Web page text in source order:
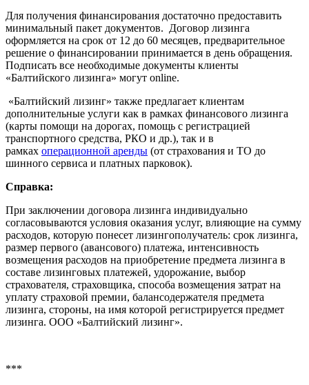
Для получения финансирования достаточно предоставить
минимальный пакет документов. Договор лизинга
оформляется на срок от 12 до 60 месяцев, предварительное
решение о финансировании принимается в день обращения.
Подписать все необходимые документы клиенты
«Балтийского лизинга» могут online.
«Балтийский лизинг» также предлагает клиентам
дополнительные услуги как в рамках финансового лизинга
(карты помощи на дорогах, помощь с регистрацией
транспортного средства, РКО и др.), так и в
рамках операционной аренды (от страхования и ТО до
шинного сервиса и платных парковок).
Справка:
При заключении договора лизинга индивидуально
согласовываются условия оказания услуг, влияющие на сумму
расходов, которую понесет лизингополучатель: срок лизинга,
размер первого (авансового) платежа, интенсивность
возмещения расходов на приобретение предмета лизинга в
составе лизинговых платежей, удорожание, выбор
страхователя, страховщика, способа возмещения затрат на
уплату страховой премии, балансодержателя предмета
лизинга, стороны, на имя которой регистрируется предмет
лизинга. ООО «Балтийский лизинг».
***